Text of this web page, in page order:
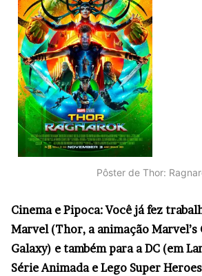
Pôster de Thor:
Cinema e Pipoca: Você já fez
Marvel (Thor, a animação Marvel’s
Galaxy) e também para a DC (em
Série Animada e Lego Super